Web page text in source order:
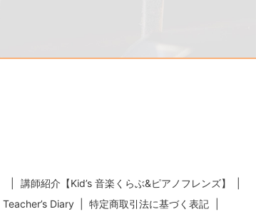
講師紹介【Kid’s 音楽くらぶ&ピアノフレンズ】
Teacher’s Diary
特定商取引法に基づく表記